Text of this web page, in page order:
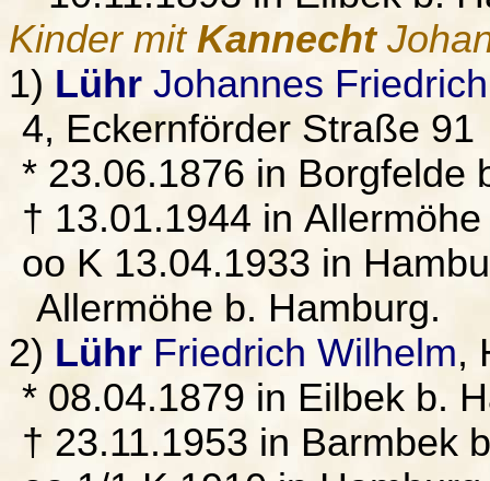
Kinder mit Kannecht
1) Lühr Johannes
4, Eckernförder Straße 91
* 23.06.1876 in Borgfelde
† 13.01.1944 in
oo K 13.04.1933 in
Allermöhe b. Hamburg.
2) Lühr Friedrich Wilhelm,
* 08.04.1879 in Eilbek b.
† 23.11.1953 in Barmbek